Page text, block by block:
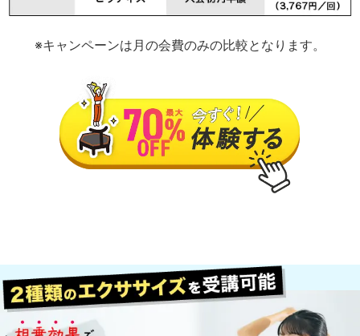
※キャンペーンは月の会費のみの比較となります。